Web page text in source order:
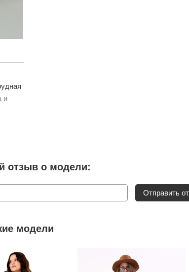
и
отзыв о модели:
Отправить
модели